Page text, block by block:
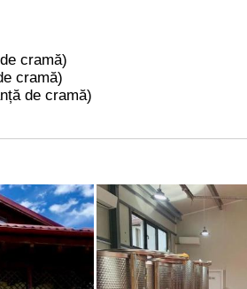
cramă)
cramă)
de cramă)